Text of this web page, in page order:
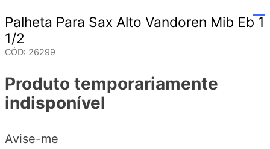
Palheta Para Sax Alto Vandoren Mib Eb 1
1/2
CÓD: 26299
Produto temporariamente
indisponível
Avise-me